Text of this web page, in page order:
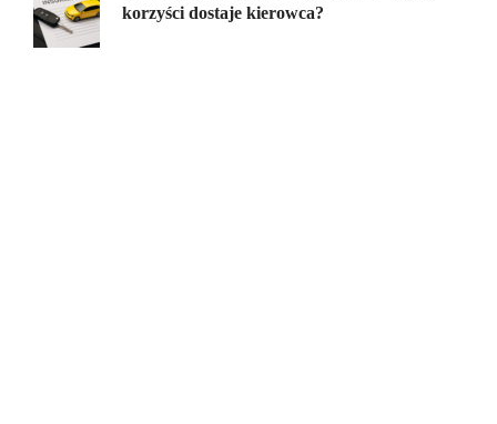
korzyści dostaje kierowca?